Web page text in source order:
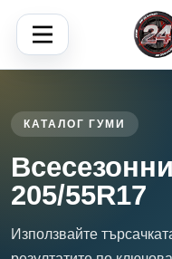
КАТАЛОГ ГУМИ
205/55R17
Използвайте